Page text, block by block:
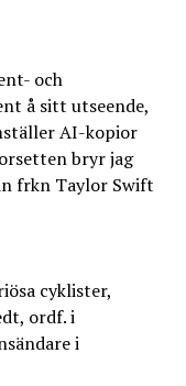
och
å sitt utseende,
AI-kopior
bryr jag
frkn Taylor Swift
cyklister,
ordf. i
i